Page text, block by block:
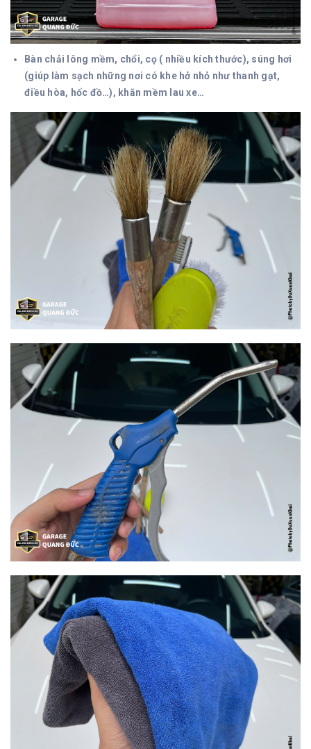
Bàn chải lông mềm, chổi, cọ ( nhiều kích thước), súng hơi
(giúp làm sạch những nơi có khe hở nhỏ như thanh gạt,
điều hòa, hốc đồ…), khăn mềm lau xe…